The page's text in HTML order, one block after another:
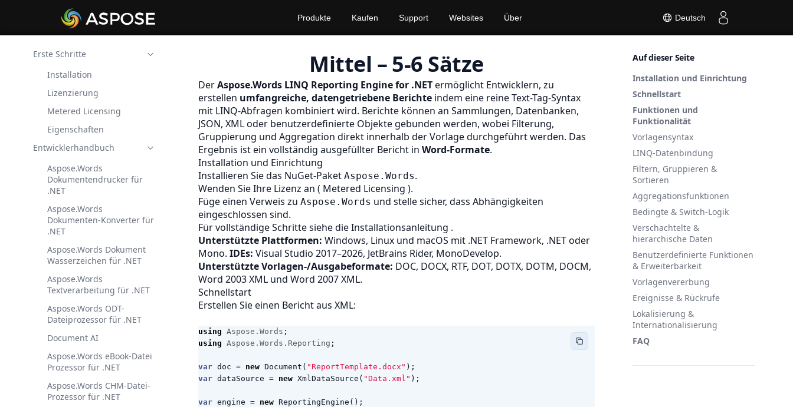
Deutsch
Produkte Kaufen Support Websites Über
Erste Schritte
Installation
Lizenzierung
Metered Licensing
Eigenschaften
Entwicklerhandbuch
Aspose.Words
Dokumentendrucker für
.NET
Aspose.Words
Dokumenten-Konverter für
.NET
Aspose.Words Dokument
Wasserzeichen für .NET
Aspose.Words
Textverarbeitung für .NET
Aspose.Words ODT-
Dateiprozessor für .NET
Document AI
Aspose.Words eBook-Datei
Prozessor für .NET
Aspose.Words CHM-Datei-
Prozessor für .NET
Auf dieser Seite
Installation und Einrichtung
Schnellstart
Funktionen und
Funktionalität
Vorlagensyntax
LINQ-Datenbindung
Filtern, Gruppieren &
Sortieren
Aggregationsfunktionen
Bedingte & Switch-Logik
Verschachtelte &
hierarchische Daten
Benutzerdefinierte Funktionen
& Erweiterbarkeit
Vorlagenvererbung
Ereignisse & Rückrufe
Lokalisierung &
Internationalisierung
FAQ
Mittel – 5-6 Sätze
DerAspose.Words LINQ Reporting Engine for .NETermöglicht Entwicklern, zu
erstellen umfangreiche, datengetriebene Berichte indem eine reine Text-Tag-Syntax
mit LINQ-Abfragen kombiniert wird. Berichte können an Sammlungen, Datenbanken,
JSON, XML oder benutzerdefinierte Objekte gebunden werden, wobei Filterung,
Gruppierung und Aggregation direkt innerhalb der Vorlage durchgeführt werden. Das
Ergebnis ist ein vollständig ausgefüllter Bericht in Word-Formate.
Installation und Einrichtung
Installieren Sie das NuGet-Paket Aspose.Words.
Wenden Sie Ihre Lizenz an ( Metered Licensing ).
Füge einen Verweis zu Aspose.Words und stelle sicher, dass Abhängigkeiten
eingeschlossen sind.
Für vollständige Schritte siehe dieInstallationsanleitung .
Unterstützte Plattformen: Windows, Linux und macOS mit .NET Framework, .NET oder
Mono. IDEs: Visual Studio 2017–2026, JetBrains Rider, MonoDevelop.
Unterstützte Vorlagen-/Ausgabeformate: DOC, DOCX, RTF, DOT, DOTX, DOTM, DOCM,
Word 2003 XML und Word 2007 XML.
Schnellstart
Erstellen Sie einen Bericht aus XML:
using Aspose.Words ;
using Aspose.Words.Reporting ;
var doc = new Document ( "ReportTemplate.docx" );
var dataSource = new XmlDataSource ( "Data.xml" );
var engine = new ReportingEngine ();